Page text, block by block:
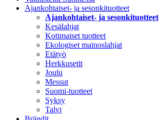
Ajankohtaiset- ja sesonkituotteet
Ajankohtaiset- ja sesonkituotteet
Kesälahjat
Kotimaiset tuotteet
Ekologiset mainoslahjat
Etätyö
Herkkusetit
Joulu
Messut
Suomi-tuotteet
Syksy
Talvi